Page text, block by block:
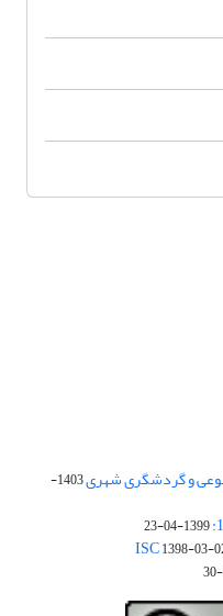
و گردشگری شهری
1403-
1399-04-23
1398-03-